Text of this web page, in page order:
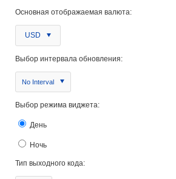
Основная отображаемая валюта:
USD
Выбор интервала обновления:
No Interval
Выбор режима виджета:
День
Ночь
Тип выходного кода: